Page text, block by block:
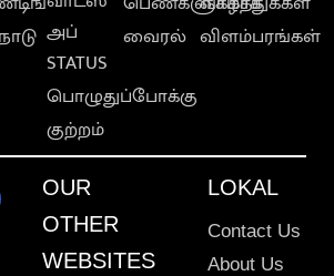
அப்
STATUS
பொழுதுப்போக்கு
குற்றம்
வைரல் விளம்பரங்கள்
OUR
OTHER
WEBSITES
LOKAL
Contact Us
About Us